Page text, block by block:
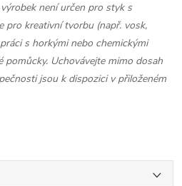
není určen pro styk s
pro kreativní tvorbu (např. vosk,
s horkými nebo chemickými
pomůcky. Uchovávejte mimo dosah
jsou k dispozici v přiloženém